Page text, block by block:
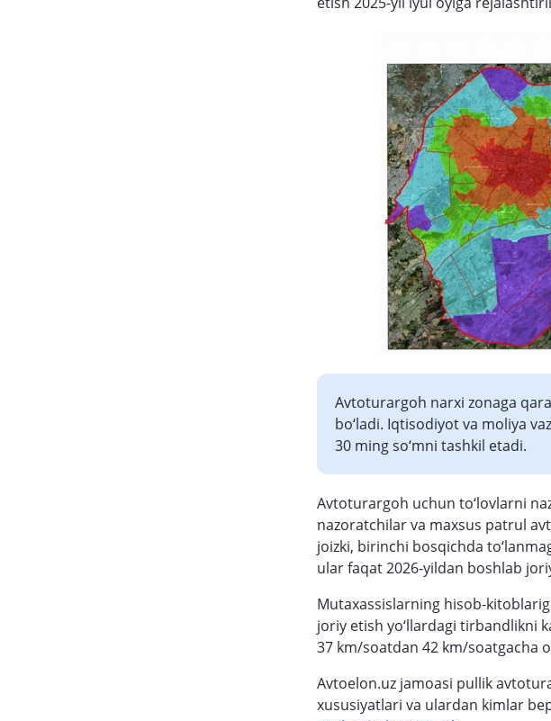
Avtoturargoh narxi zonaga
bo‘ladi. Iqtisodiyot va moliya
30 ming so‘mni tashkil etadi.
Avtoturargoh uchun to‘lovlarni
nazoratchilar va maxsus patrul
joizki, birinchi bosqichda
ular faqat 2026-yildan boshlab
Mutaxassislarning hisob-
joriy etish yo‘llardagi tirbandlikni
37 km/soatdan 42 km/soatgacha
Avtoelon.uz jamoasi pullik
xususiyatlari va ulardan kimlar